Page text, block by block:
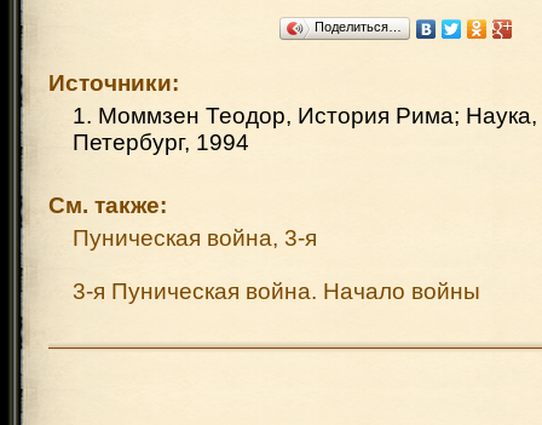
Поделиться…
Источники:
1. Моммзен Теодор, История Рима;
Петербург, 1994
См. также:
Пуническая война, 3-я
3-я Пуническая война. Начало войны